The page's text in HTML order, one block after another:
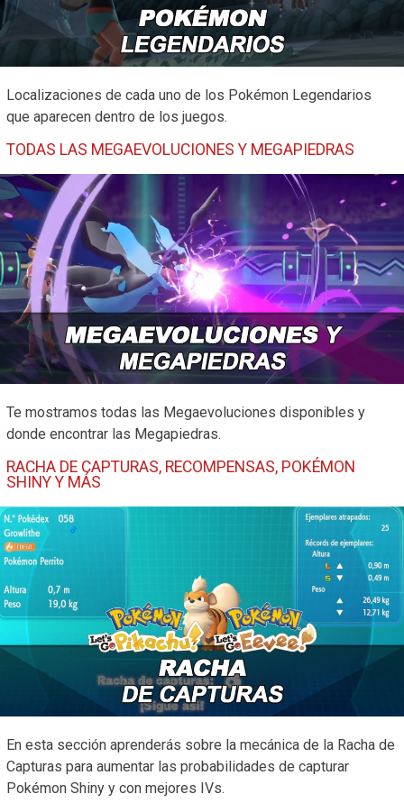
Localizaciones de cada uno de los Pokémon Legendarios
que aparecen dentro de los juegos.
TODAS LAS MEGAEVOLUCIONES Y MEGAPIEDRAS
Te mostramos todas las Megaevoluciones disponibles y
donde encontrar las Megapiedras.
RACHA DE CAPTURAS, RECOMPENSAS, POKÉMON
SHINY Y MÁS
En esta sección aprenderás sobre la mecánica de la Racha de
Capturas para aumentar las probabilidades de capturar
Pokémon Shiny y con mejores IVs.